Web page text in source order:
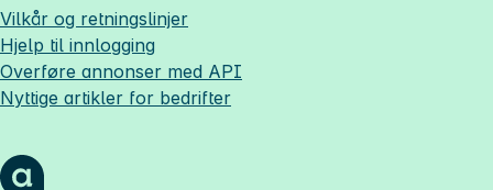
Vilkår og retningslinjer
Hjelp til innlogging
Overføre annonser med API
Nyttige artikler for bedrifter